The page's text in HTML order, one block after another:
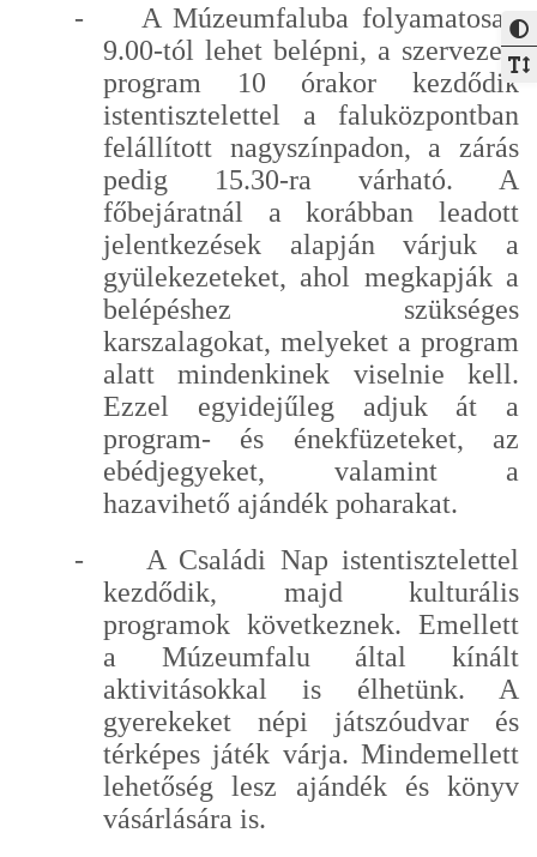
-
A Múzeumfaluba folyamatosan
9.00-tól lehet belépni, a szervezett
program 10 órakor kezdődik
istentisztelettel a faluközpontban
felállított nagyszínpadon, a zárás
pedig 15.30-ra várható. A
főbejáratnál a korábban leadott
jelentkezések alapján várjuk a
gyülekezeteket, ahol megkapják a
belépéshez szükséges
karszalagokat, melyeket a program
alatt mindenkinek viselnie kell.
Ezzel egyidejűleg adjuk át a
program- és énekfüzeteket, az
ebédjegyeket, valamint a
hazavihető ajándék poharakat.
-
A Családi Nap istentisztelettel
kezdődik, majd kulturális
programok következnek. Emellett
a Múzeumfalu által kínált
aktivitásokkal is élhetünk. A
gyerekeket népi játszóudvar és
térképes játék várja. Mindemellett
lehetőség lesz ajándék és könyv
vásárlására is.